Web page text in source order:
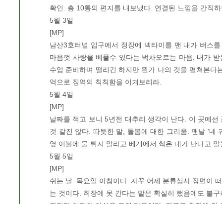
확인. 총 10통의 편지를 내보냈다. 연결된 느낌을 간직
5월 3일
[MP]
남산3호터널 입구에서 정장에 넥타이를 맨 내가 버스
마음껏 사랑을 베풀수 있다는 벅차오르는 마음. 내가
수업 준비하며 떨리긴 하지만 뭔가 나의 것을 펼쳐본
억으로 징역의 칙칙함을 이겨보리라.
5월 4일
[MP]
날짜를 적고 보니 5년전 대추리 생각이 난다. 이 곳에
것 같진 않다. 따뜻한 말, 돌봄에 대한 그리움. 맨날 '네
옆 이불에 물 튀지 말라고 베개에서 썩은 내가 난다고
5월 5일
[MP]
쉬는 날. 목요일 아침이다. 자꾸 어제 분류심사 장면이
는 것이다. 취장에 못 간다는 말은 확실히 했음에도 불